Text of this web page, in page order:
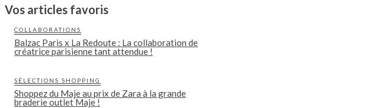
Vos articles favoris
COLLABORATIONS
Balzac Paris x La Redoute : La collaboration de
créatrice parisienne tant attendue !
SÉLECTIONS SHOPPING
Shoppez du Maje au prix de Zara à la grande
braderie outlet Maje !